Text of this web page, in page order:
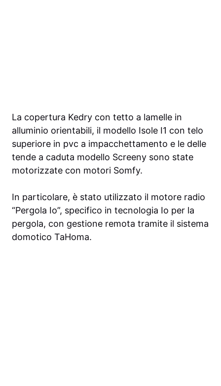
La copertura Kedry con tetto a lamelle in
alluminio orientabili, il modello Isole I1 con telo
superiore in pvc a impacchettamento e le delle
tende a caduta modello Screeny sono state
motorizzate con motori Somfy.
In particolare, è stato utilizzato il motore radio
“Pergola Io”, specifico in tecnologia Io per la
pergola, con gestione remota tramite il sistema
domotico TaHoma.